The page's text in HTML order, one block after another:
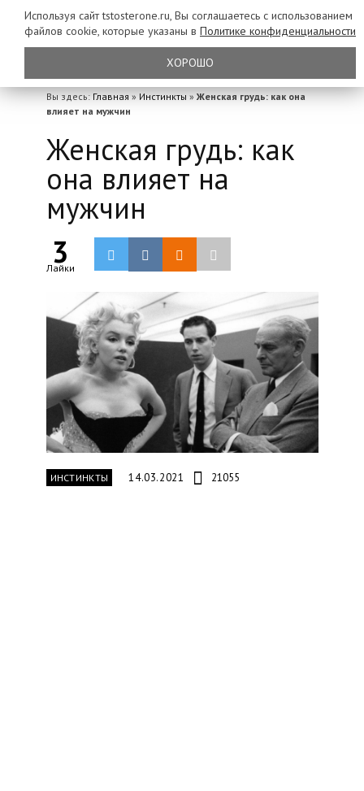
Вы здесь: Главная » Инстинкты » Женская грудь: как она
влияет на мужчин
Женская грудь: как
она влияет на
мужчин
3
Лайки
ИНСТИНКТЫ 14.03.2021 21055
Используя сайт tstosterone.ru, Вы соглашаетесь с использованием
файлов cookie, которые указаны в Политике конфиденциальности
ХОРОШО